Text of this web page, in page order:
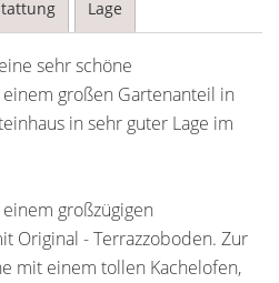
Lage
sehr schöne
großen Gartenanteil in
in sehr guter Lage im
großzügigen
Original - Terrazzoboden. Zur
mit einem tollen Kachelofen,